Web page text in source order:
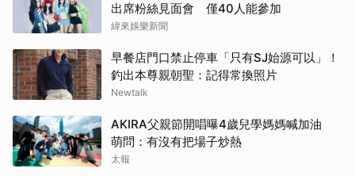
出席粉絲見面會 僅40人能參加
緯來娛樂新聞
早餐店門口禁止停車「只有SJ始源可以」！
釣出本尊親朝聖：記得常換照片
Newtalk
AKIRA父親節開唱曝4歲兒學媽媽喊加油
萌問：有沒有把場子炒熱
太報